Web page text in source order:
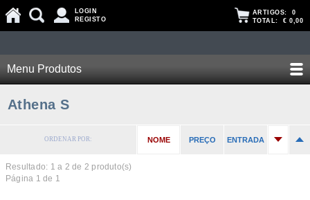
LOGIN
REGISTO
ARTIGOS: 0
TOTAL: € 0,00
Menu Produtos
Athena S
ORDENAR POR: NOME PREÇO ENTRADA
Resultado: 1 a 2 de 2 produto(s)
Página 1 de 1